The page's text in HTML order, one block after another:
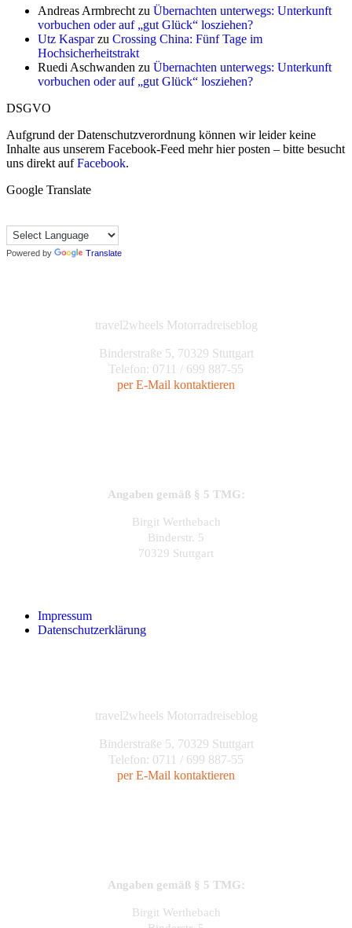
Andreas Armbrecht zu Übernachten unterwegs: Unterkunft
vorbuchen oder auf „gut Glück“ losziehen?
Utz Kasparzu Crossing China: Fünf Tage im
Hochsicherheitstrakt
Ruedi Aschwanden zu Übernachten unterwegs: Unterkunft
vorbuchen oder auf „gut Glück“ losziehen?
DSGVO
Aufgrund der Datenschutzverordnung können wir leider keine
Inhalte aus unserem Facebook-Feed mehr hier posten – bitte besucht
uns direkt aufFacebook.
Google Translate
Powered by Translate
travel2wheels Motorradreiseblog
Binderstraße 5, 70329 Stuttgart
Telefon: 0711 / 699 887-55
per E-Mail kontaktieren
Angaben gemäß § 5 TMG:
Birgit Werthebach
Binderstr. 5
70329 Stuttgart
Impressum
Datenschutzerklärung
travel2wheels Motorradreiseblog
Binderstraße 5, 70329 Stuttgart
Telefon: 0711 / 699 887-55
per E-Mail kontaktieren
Angaben gemäß § 5 TMG:
Birgit Werthebach